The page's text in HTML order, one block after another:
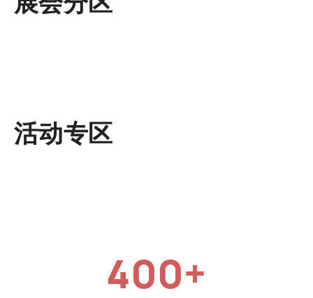
活动专区
400+